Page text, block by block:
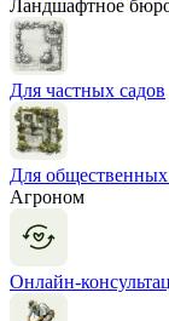
Ландшафтное
Для частных садов
Для общественных
Агроном
Онлайн-